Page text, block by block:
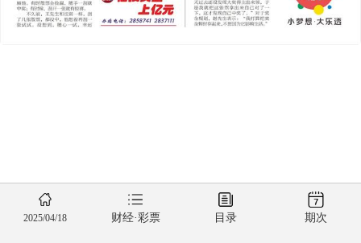
2025/04/18 财经·彩票 目录 期次